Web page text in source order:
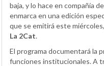
baja, y lo hace en compañía de
enmarca en una edición
que se emitirá este
La 2Cat.
El programa documentará la
funciones institucionales. A